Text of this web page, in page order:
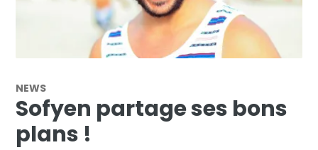
NEWS
Sofyen partage ses bons
plans !